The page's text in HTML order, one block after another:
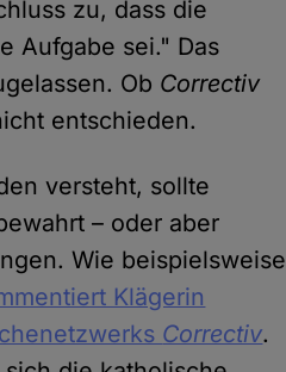
zu, dass die
Aufgabe sei." Das
Ob Correctiv
entschieden.
versteht, sollte
– oder aber
Wie beispielsweise
Klägerin
Correctiv.